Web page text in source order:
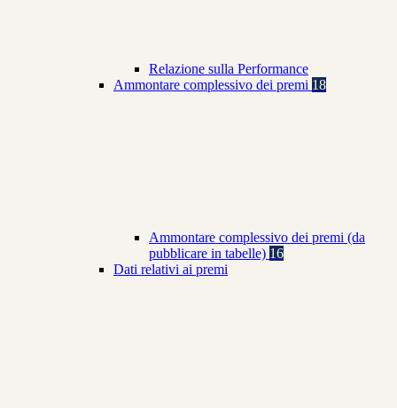
Relazione sulla Performance
Ammontare complessivo dei premi 18
Ammontare complessivo dei premi (da
pubblicare in tabelle) 16
Dati relativi ai premi